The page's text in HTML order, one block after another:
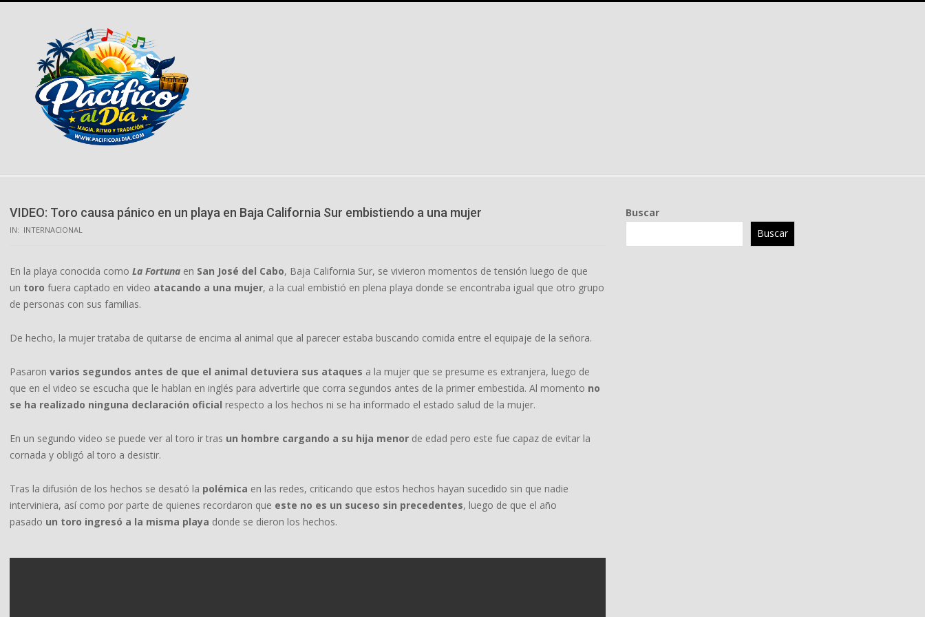
VIDEO: Toro causa pánico en un playa en Baja California Sur embistiendo a una mujer
IN: INTERNACIONAL
En la playa conocida como La Fortuna en San José del Cabo, Baja California Sur, se vivieron momentos de tensión luego de que
un toro fuera captado en video atacando a una mujer, a la cual embistió en plena playa donde se encontraba igual que otro grupo
de personas con sus familias.
De hecho, la mujer trataba de quitarse de encima al animal que al parecer estaba buscando comida entre el equipaje de la señora.
Pasaron varios segundos antes de que el animal detuviera sus ataques a la mujer que se presume es extranjera, luego de
que en el video se escucha que le hablan en inglés para advertirle que corra segundos antes de la primer embestida. Al momento no
se ha realizado ninguna declaración oficial respecto a los hechos ni se ha informado el estado salud de la mujer.
En un segundo video se puede ver al toro ir tras un hombre cargando a su hija menor de edad pero este fue capaz de evitar la
cornada y obligó al toro a desistir.
Tras la difusión de los hechos se desató la polémica en las redes, criticando que estos hechos hayan sucedido sin que nadie
interviniera, así como por parte de quienes recordaron que este no es un suceso sin precedentes, luego de que el año
pasado un toro ingresó a la misma playa donde se dieron los hechos.
Buscar
Buscar